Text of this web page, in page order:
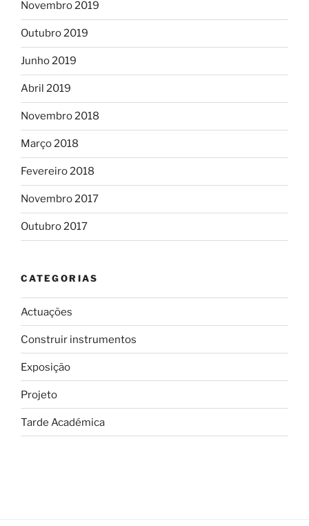
Novembro 2019
Outubro 2019
Junho 2019
Abril 2019
Novembro 2018
Março 2018
Fevereiro 2018
Novembro 2017
Outubro 2017
CATEGORIAS
Actuações
Construir instrumentos
Exposição
Projeto
Tarde Académica